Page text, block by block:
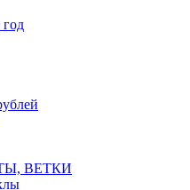
ВЕТКИ